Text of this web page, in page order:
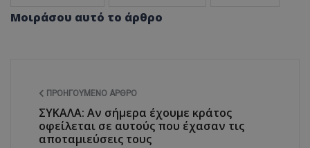
Μοιράσου αυτό το άρθρο
ΠΡΟΗΓΟΎΜΕΝΟ ΆΡΘΡΟ
ΣΥΚΑΛΑ: Αν σήμερα έχουμε κράτος
οφείλεται σε αυτούς που έχασαν τις
αποταμιεύσεις τους